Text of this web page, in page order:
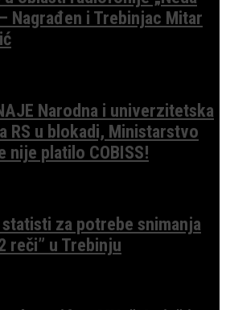
Nagrađen i Trebinjac Mitar
Narodna i univerzitetska
RS u blokadi, Ministarstvo
nije platilo COBISS!
za potrebe snimanja
reči” u Trebinju